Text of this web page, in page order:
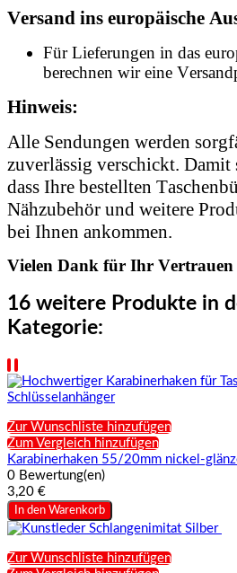
Versand ins europäische
Für Lieferungen in das
berechnen wir eine
Hinweis:
Alle Sendungen werden
zuverlässig verschickt.
dass Ihre bestellten
Nähzubehör und weitere
bei Ihnen ankommen.
Vielen Dank für Ihr Vertrauen
16 weitere Produkte in
Kategorie:
Zur Wunschliste hinzufügen
Zum Vergleich hinzufügen
Karabinerhaken 55/20mm nickel-
0 Bewertung(en)
3,20 €
In den Warenkorb
Zur Wunschliste hinzufügen